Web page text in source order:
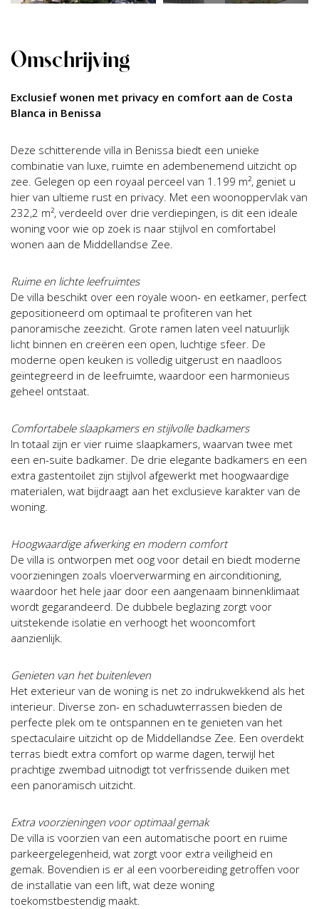
Omschrijving
Exclusief wonen met privacy en comfort aan de Costa
Blanca in Benissa
Deze schitterende villa in Benissa biedt een unieke
combinatie van luxe, ruimte en adembenemend uitzicht op
zee. Gelegen op een royaal perceel van 1.199 m², geniet u
hier van ultieme rust en privacy. Met een woonoppervlak van
232,2 m², verdeeld over drie verdiepingen, is dit een ideale
woning voor wie op zoek is naar stijlvol en comfortabel
wonen aan de Middellandse Zee.
Ruime en lichte leefruimtes
De villa beschikt over een royale woon- en eetkamer, perfect
gepositioneerd om optimaal te profiteren van het
panoramische zeezicht. Grote ramen laten veel natuurlijk
licht binnen en creëren een open, luchtige sfeer. De
moderne open keuken is volledig uitgerust en naadloos
geïntegreerd in de leefruimte, waardoor een harmonieus
geheel ontstaat.
Comfortabele slaapkamers en stijlvolle badkamers
In totaal zijn er vier ruime slaapkamers, waarvan twee met
een en-suite badkamer. De drie elegante badkamers en een
extra gastentoilet zijn stijlvol afgewerkt met hoogwaardige
materialen, wat bijdraagt aan het exclusieve karakter van de
woning.
Hoogwaardige afwerking en modern comfort
De villa is ontworpen met oog voor detail en biedt moderne
voorzieningen zoals vloerverwarming en airconditioning,
waardoor het hele jaar door een aangenaam binnenklimaat
wordt gegarandeerd. De dubbele beglazing zorgt voor
uitstekende isolatie en verhoogt het wooncomfort
aanzienlijk.
Genieten van het buitenleven
Het exterieur van de woning is net zo indrukwekkend als het
interieur. Diverse zon- en schaduwterrassen bieden de
perfecte plek om te ontspannen en te genieten van het
spectaculaire uitzicht op de Middellandse Zee. Een overdekt
terras biedt extra comfort op warme dagen, terwijl het
prachtige zwembad uitnodigt tot verfrissende duiken met
een panoramisch uitzicht.
Extra voorzieningen voor optimaal gemak
De villa is voorzien van een automatische poort en ruime
parkeergelegenheid, wat zorgt voor extra veiligheid en
gemak. Bovendien is er al een voorbereiding getroffen voor
de installatie van een lift, wat deze woning
toekomstbestendig maakt.